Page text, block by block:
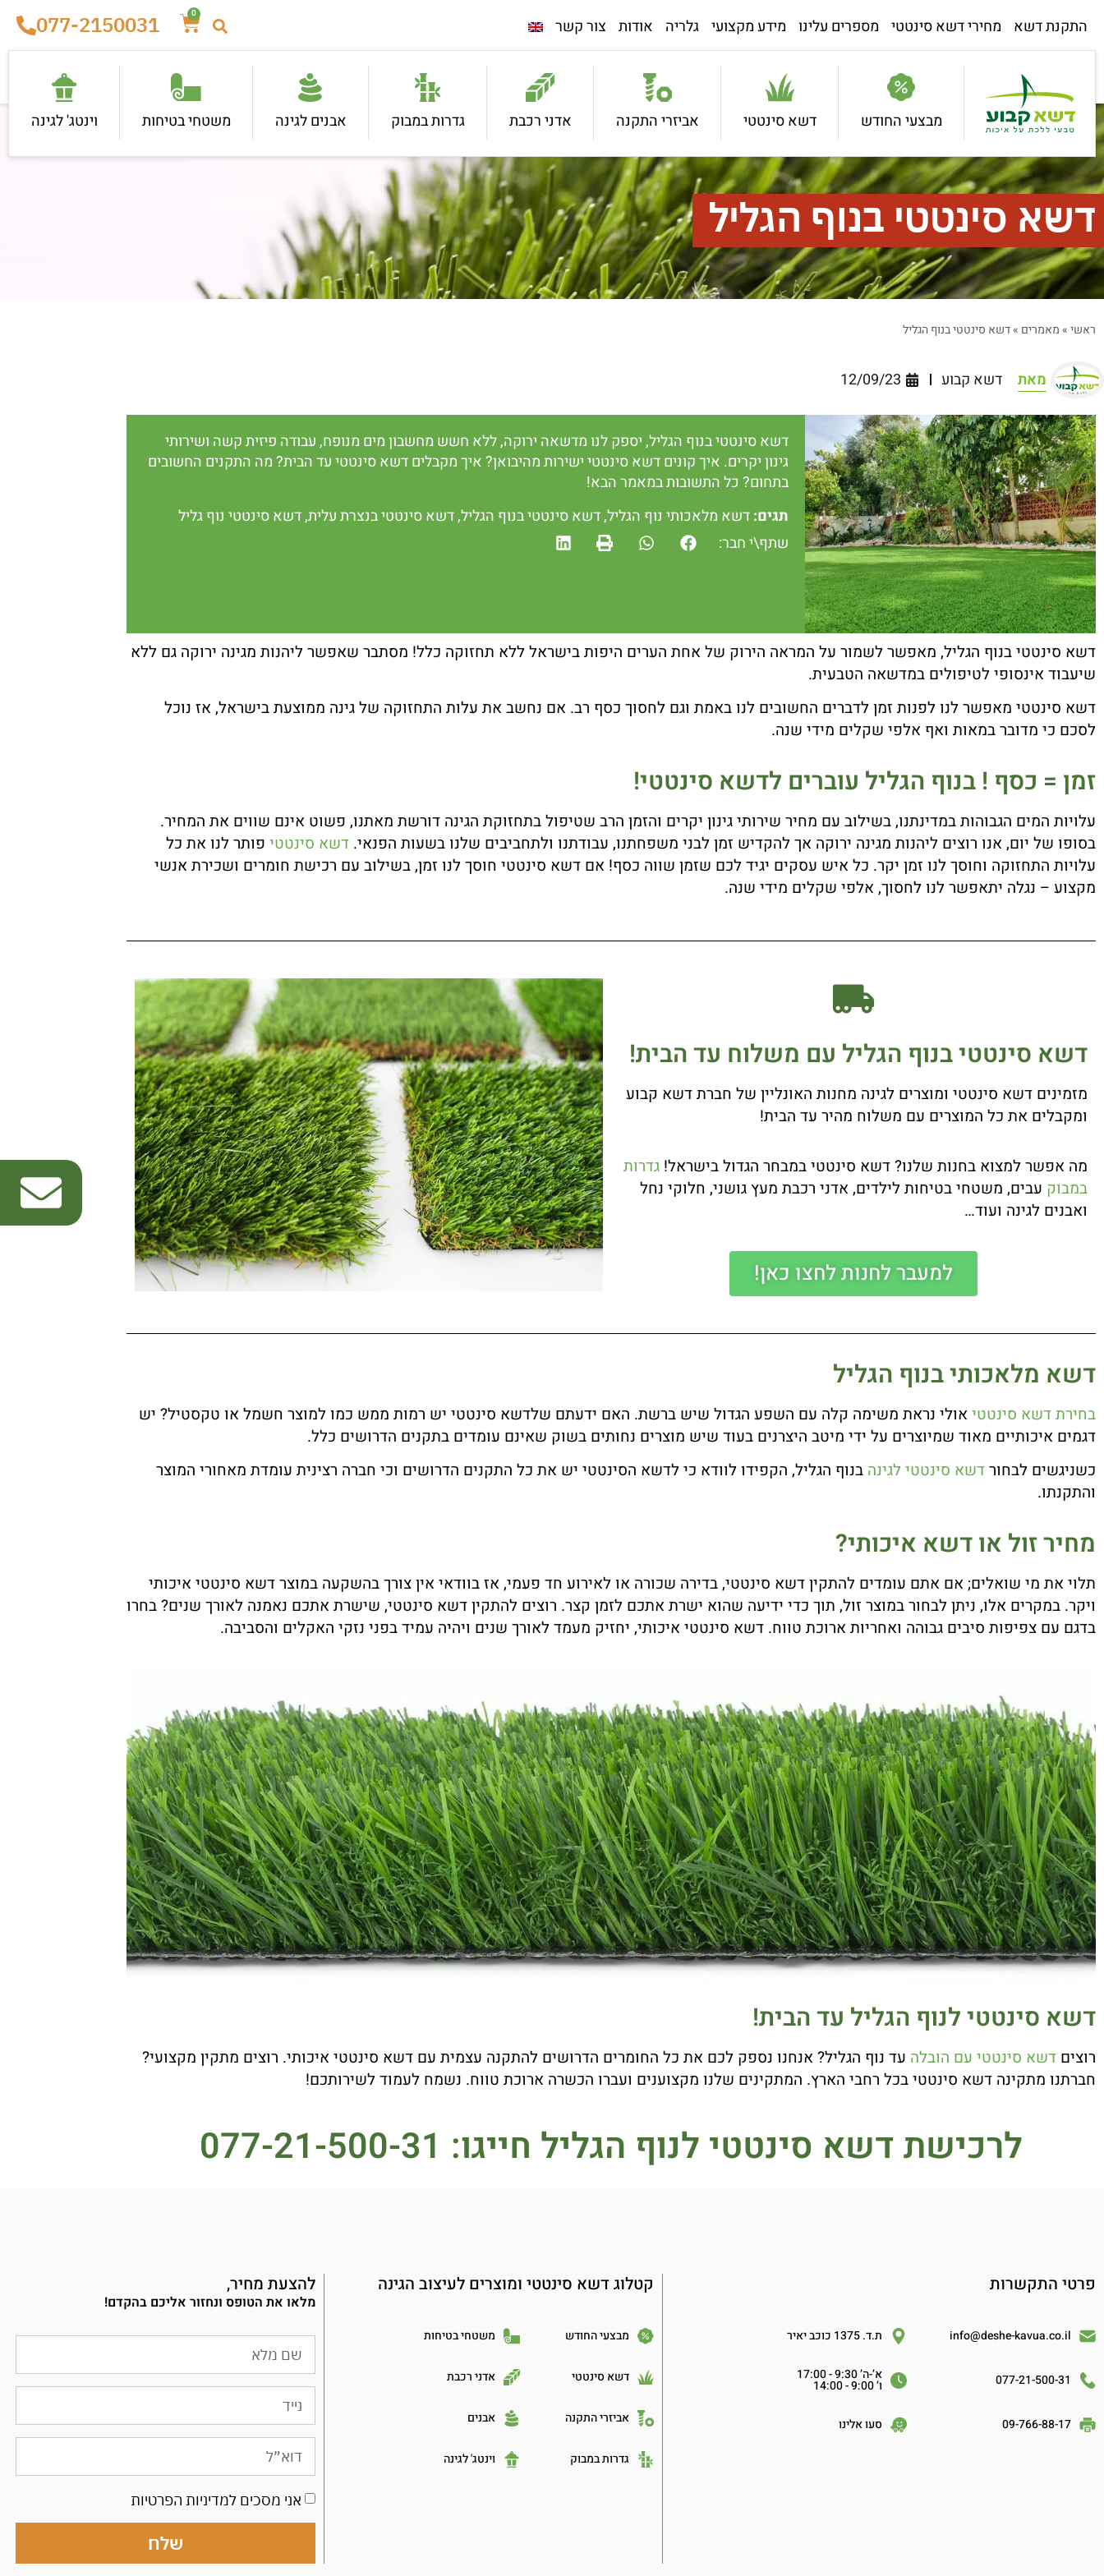
התקנת דשא מחירי דשא סינטטי מספרים עלינו מידע מקצועי גלריה אודות צור קשר
0
077-2150031
מבצעי החודש דשא סינטטי אביזרי התקנה אדני רכבת גדרות במבוק אבנים לגינה משטחי בטיחות וינטג' לגינה
דשא סינטטי בנוף הגליל
ראשי»מאמרים »דשא סינטטי בנוף הגליל
מאת דשא קבוע 12/09/23
דשא סינטטי בנוף הגליל, יספק לנו מדשאה ירוקה, ללא חשש מחשבון מים מנופח, עבודה פיזית קשה ושירותי
גינון יקרים. איך קונים דשא סינטטי ישירות מהיבואן? איך מקבלים דשא סינטטי עד הבית? מה התקנים החשובים
בתחום? כל התשובות במאמר הבא!
תגים:דשא מלאכותי נוף הגליל,דשא סינטטי בנוף הגליל,דשא סינטטי בנצרת עלית,דשא סינטטי נוף גליל
שתף\י חבר:
דשא סינטטי בנוף הגליל, מאפשר לשמור על המראה הירוק של אחת הערים היפות בישראל ללא תחזוקה כלל! מסתבר שאפשר ליהנות מגינה ירוקה גם ללא
שיעבוד אינסופי לטיפולים במדשאה הטבעית.
דשא סינטטי מאפשר לנו לפנות זמן לדברים החשובים לנו באמת וגם לחסוך כסף רב. אם נחשב את עלות התחזוקה של גינה ממוצעת בישראל, אז נוכל
לסכם כי מדובר במאות ואף אלפי שקלים מידי שנה.
זמן = כסף ! בנוף הגליל עוברים לדשא סינטטי!
עלויות המים הגבוהות במדינתנו, בשילוב עם מחיר שירותי גינון יקרים והזמן הרב שטיפול בתחזוקת הגינה דורשת מאתנו, פשוט אינם שווים את המחיר.
בסופו של יום, אנו רוצים ליהנות מגינה ירוקה אך להקדיש זמן לבני משפחתנו, עבודתנו ולתחביבים שלנו בשעות הפנאי. דשא סינטטי פותר לנו את כל
עלויות התחזוקה וחוסך לנו זמן יקר. כל איש עסקים יגיד לכם שזמן שווה כסף! אם דשא סינטטי חוסך לנו זמן, בשילוב עם רכישת חומרים ושכירת אנשי
מקצוע – נגלה יתאפשר לנו לחסוך, אלפי שקלים מידי שנה.
דשא סינטטי בנוף הגליל עם משלוח עד הבית!
מזמינים דשא סינטטי ומוצרים לגינה מחנות האונליין של חברת דשא קבוע
ומקבלים את כל המוצרים עם משלוח מהיר עד הבית!
מה אפשר למצוא בחנות שלנו? דשא סינטטי במבחר הגדול בישראל! גדרות
במבוק עבים, משטחי בטיחות לילדים, אדני רכבת מעץ גושני, חלוקי נחל
ואבנים לגינה ועוד…
למעבר לחנות לחצו כאן!
דשא מלאכותי בנוף הגליל
בחירת דשא סינטטי אולי נראת משימה קלה עם השפע הגדול שיש ברשת. האם ידעתם שלדשא סינטטי יש רמות ממש כמו למוצר חשמל או טקסטיל? יש
דגמים איכותיים מאוד שמיוצרים על ידי מיטב היצרנים בעוד שיש מוצרים נחותים בשוק שאינם עומדים בתקנים הדרושים כלל.
כשניגשים לבחורדשא סינטטי לגינה בנוף הגליל, הקפידו לוודא כי לדשא הסינטטי יש את כל התקנים הדרושים וכי חברה רצינית עומדת מאחורי המוצר
והתקנתו.
מחיר זול או דשא איכותי?
תלוי את מי שואלים; אם אתם עומדים להתקין דשא סינטטי, בדירה שכורה או לאירוע חד פעמי, אז בוודאי אין צורך בהשקעה במוצר דשא סינטטי איכותי
ויקר. במקרים אלו, ניתן לבחור במוצר זול, תוך כדי ידיעה שהוא ישרת אתכם לזמן קצר. רוצים להתקין דשא סינטטי, שישרת אתכם נאמנה לאורך שנים? בחרו
בדגם עם צפיפות סיבים גבוהה ואחריות ארוכת טווח. דשא סינטטי איכותי, יחזיק מעמד לאורך שנים ויהיה עמיד בפני נזקי האקלים והסביבה.
דשא סינטטי לנוף הגליל עד הבית!
רוצים דשא סינטטי עם הובלה עד נוף הגליל? אנחנו נספק לכם את כל החומרים הדרושים להתקנה עצמית עם דשא סינטטי איכותי. רוצים מתקין מקצועי?
חברתנו מתקינה דשא סינטטי בכל רחבי הארץ. המתקינים שלנו מקצוענים ועברו הכשרה ארוכת טווח. נשמח לעמוד לשירותכם!
לרכישת דשא סינטטי לנוף הגליל חייגו: 077-21-500-31
פרטי התקשרות
info@deshe-kavua.co.il ת.ד. 1375 כוכב יאיר
077-21-500-31 א’-ה’ 9:30 - 17:00
ו’ 9:00 - 14:00
09-766-88-17 סעו אלינו
קטלוג דשא סינטטי ומוצרים לעיצוב הגינה
מבצעי החודש משטחי בטיחות
דשא סינטטי אדני רכבת
אביזרי התקנה אבנים
גדרות במבוק וינטג' לגינה
להצעת מחיר,
מלאו את הטופס ונחזור אליכם בהקדם!
אני מסכים למדיניות הפרטיות
שלח